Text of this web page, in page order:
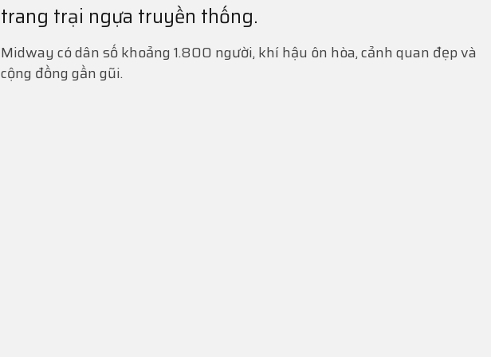
trang trại ngựa truyền thống.
Midway có dân số khoảng 1.800 người, khí hậu ôn hòa, cảnh quan đẹp và
cộng đồng gần gũi.